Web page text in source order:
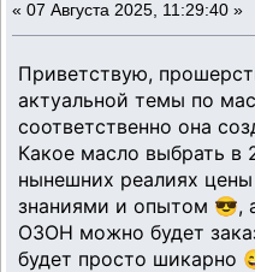
« 07 Августа 2025, 11:29:40 »
Приветствую,
актуальной темы по
соответственно она
Какое масло выбрать
нынешних реалиях
знаниями и опытом 😎,
ОЗОН можно будет
будет просто шикарно